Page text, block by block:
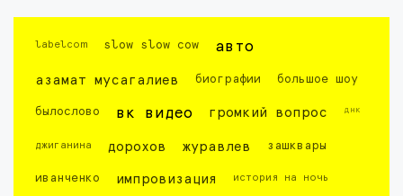
labelcom slow slow cow авто
азамат мусагалиев биографии большое шоу
былослово вк видео громкий вопрос днк
джиганина дорохов журавлев зашквары
иванченко импровизация история на ночь